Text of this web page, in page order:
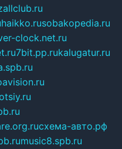
haikko.rusobakopedia.ru
clock.net.ru
7bit.pp.rukalugatur.ru
схема-авто.рф
music8.spb.ru